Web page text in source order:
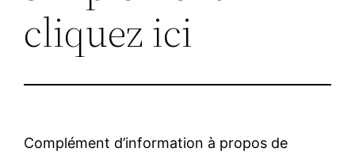
cliquez ici
Complément d’information à propos de